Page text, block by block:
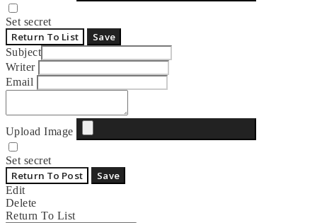
Set secret
Return To List Save
Subject
Writer
Email
Upload Image
Set secret
Return To Post Save
Edit
Delete
Return To List